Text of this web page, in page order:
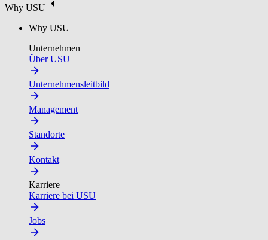
Why USU
Why USU
Unternehmen
Über USU
Unternehmensleitbild
Management
Standorte
Kontakt
Karriere
Karriere bei USU
Jobs